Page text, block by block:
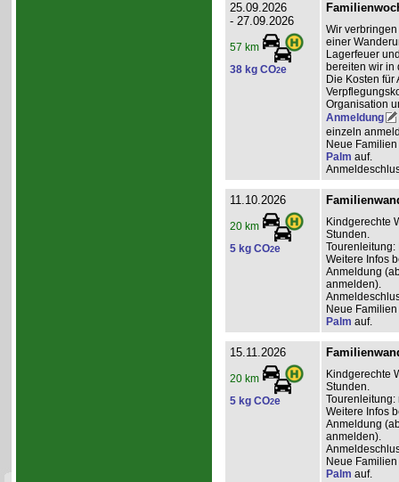
25.09.2026
- 27.09.2026
57 km
38 kg CO2e
Wir
einer
Lagerfeuer
bereiten wir in
Die Kosten
Organisation
Anmeldung
einzeln
Neue
Palm auf.
11.10.2026
20 km
5 kg CO2e
Kindgerechte
Stunden.
Tourenleitung:
Weitere Infos
Anmeldung
anmelden).
Neue
Palm auf.
15.11.2026
20 km
5 kg CO2e
Kindgerechte
Stunden.
Tourenleitung:
Weitere Infos
Anmeldung
anmelden).
Neue
Palm auf.